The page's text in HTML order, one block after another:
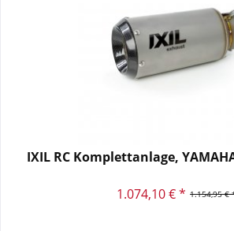
IXIL RC Komplettanlage,
1.154,95 €
1.074,10 € *